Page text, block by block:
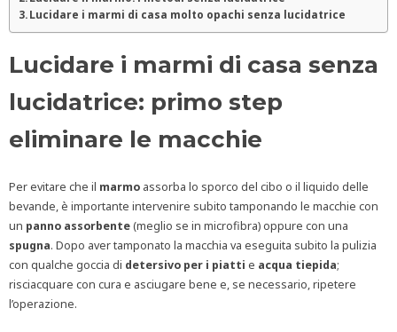
Lucidare i marmi di casa molto opachi senza lucidatrice
Lucidare i marmi di casa senza
lucidatrice: primo step
eliminare le macchie
Per evitare che il marmo assorba lo sporco del cibo o il liquido delle
bevande, è importante intervenire subito tamponando le macchie con
un panno assorbente(meglio se in microfibra) oppure con una
spugna. Dopo aver tamponato la macchia va eseguita subito la pulizia
con qualche goccia di detersivo per i piatti e acqua tiepida;
risciacquare con cura e asciugare bene e, se necessario, ripetere
l’operazione.